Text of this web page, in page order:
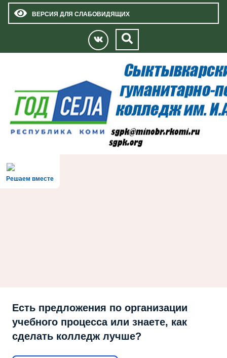
ВЕРСИЯ ДЛЯ СЛАБОВИДЯЩИХ
Решаем вместе
Есть предложения по организации
учебного процесса или знаете, как
сделать колледж лучше?